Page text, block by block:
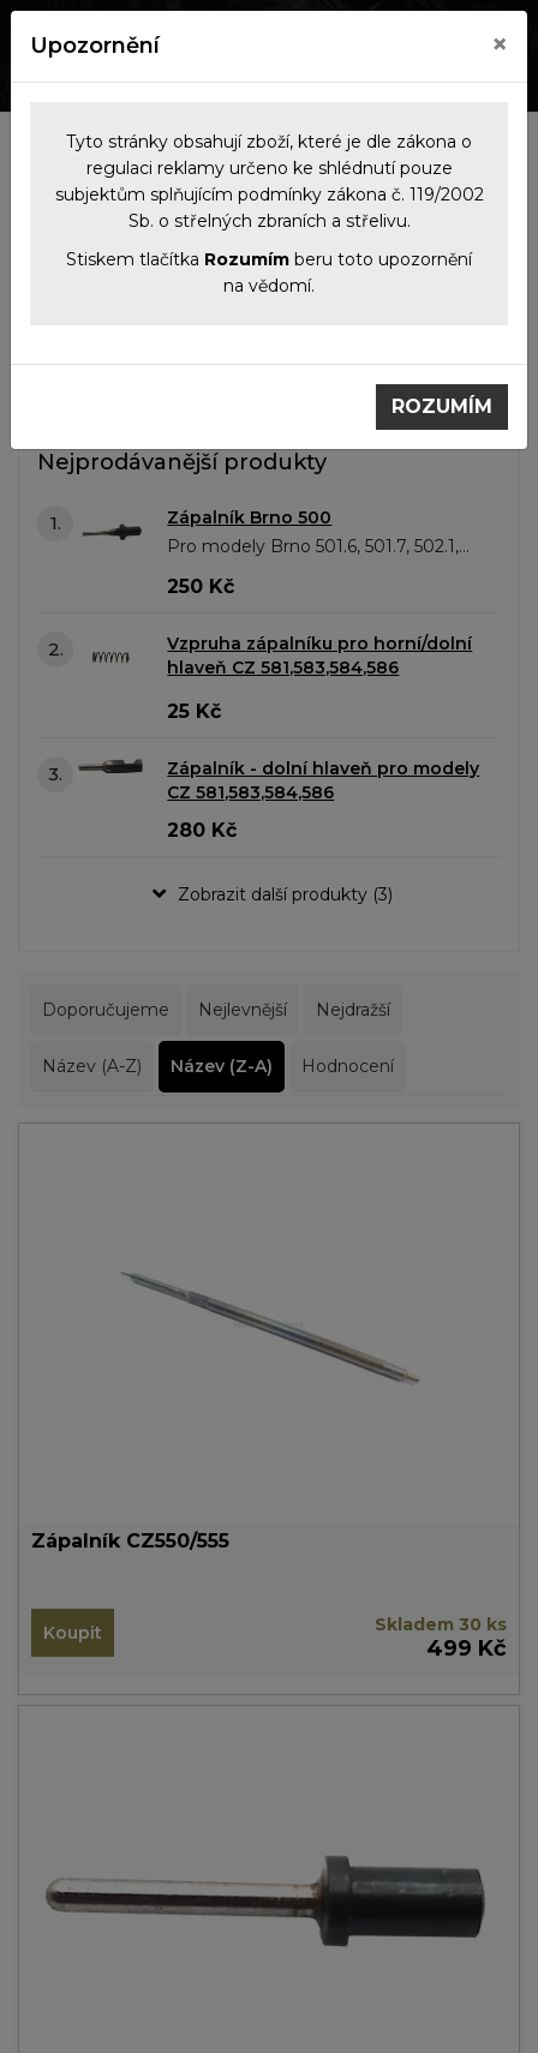
Kategorie
Filtrace produktů
Nejprodávanější produkty
1.
Zápalník Brno 500
Pro modely Brno 501.6, 501.7, 502.1,
502.2, 502.3, 502.4, 502.5, 502.6, 502.8,
250 Kč
2.
Vzpruha zápalníku pro horní/dolní
hlaveň CZ 581,583,584,586
25 Kč
3.
Zápalník - dolní hlaveň pro modely
CZ 581,583,584,586
280 Kč
Zobrazit další produkty (3)
Doporučujeme Nejlevnější Nejdražší
Název (A-Z) Název (Z-A) Hodnocení
Zápalník CZ550/555
Koupit Skladem 30 ks
499 Kč
Upozornění ×
Tyto stránky obsahují zboží, které je dle zákona o
regulaci reklamy určeno ke shlédnutí pouze
subjektům splňujícím podmínky zákona č. 119/2002
Sb. o střelných zbraních a střelivu.
Stiskem tlačítka Rozumím beru toto upozornění
na vědomí.
ROZUMÍM